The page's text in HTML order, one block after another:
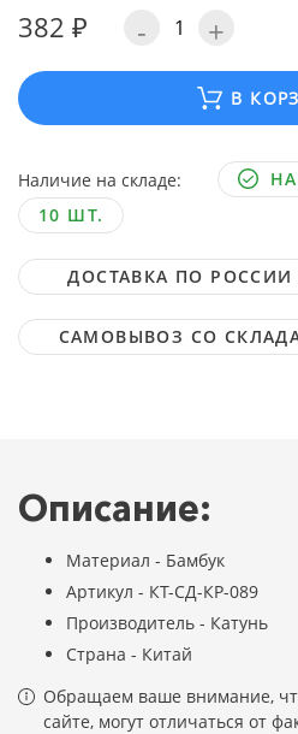
382 ₽ - +
В
Наличие на складе:
10 ШТ.
ДОСТАВКА ПО РОССИИ
САМОВЫВОЗ СО
Описание:
Материал - Бамбук
Артикул - КТ-СД-КР-089
Производитель - Катунь
Страна - Китай
Обращаем ваше внимание,
сайте, могут отличаться от